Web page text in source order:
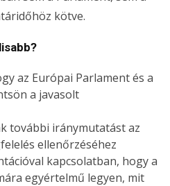
kötve.
az Európai Parlament és a
a javasolt
további iránymutatást az
ellenőrzéséhez
kapcsolatban, hogy a
egyértelmű legyen, mit